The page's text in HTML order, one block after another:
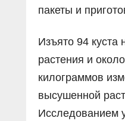
пакеты и
Изъято 94 куста
растения и
килограммов
высушенной
Исследованием